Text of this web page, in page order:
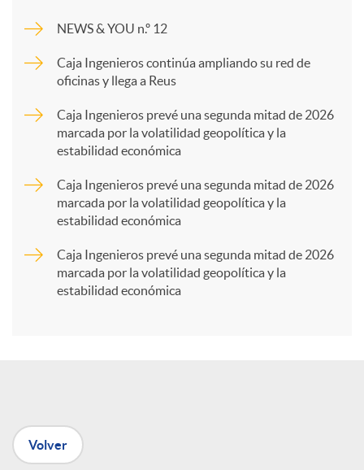
m
p
a
n
NEWS & YOU n.º 12
Caja Ingenieros continúa ampliando su red de
oficinas y llega a Reus
Caja Ingenieros prevé una segunda mitad de 2026
marcada por la volatilidad geopolítica y la
estabilidad económica
Caja Ingenieros prevé una segunda mitad de 2026
marcada por la volatilidad geopolítica y la
estabilidad económica
Caja Ingenieros prevé una segunda mitad de 2026
marcada por la volatilidad geopolítica y la
estabilidad económica
Volver